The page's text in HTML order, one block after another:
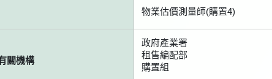
物業估價測量師(購置4)
關機構
政府產業署
租售編配部
購置組